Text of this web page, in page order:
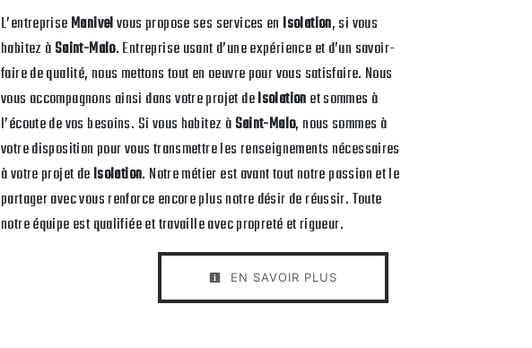
L’entrepriseManivelvous propose ses services en Isolation, si vous
habitez àSaint-Malo. Entreprise usant d’une expérience et d’un savoir-
faire de qualité, nous mettons tout en oeuvre pour vous satisfaire. Nous
vous accompagnons ainsi dans votre projet deIsolationet sommes à
l’écoute de vos besoins. Si vous habitez àSaint-Malo, nous sommes à
votre disposition pour vous transmettre les renseignements nécessaires
à votre projet deIsolation. Notre métier est avant tout notre passion et le
partager avec vous renforce encore plus notre désir de réussir. Toute
notre équipe est qualifiée et travaille avec propreté et rigueur.
EN SAVOIR PLUS